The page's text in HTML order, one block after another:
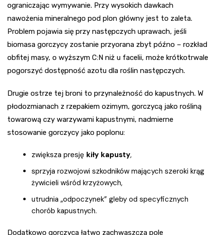
ograniczając wymywanie. Przy wysokich dawkach
nawożenia mineralnego pod plon główny jest to zaleta.
Problem pojawia się przy następczych uprawach, jeśli
biomasa gorczycy zostanie przyorana zbyt późno – rozkład
obfitej masy, o wyższym C:N niż u facelii, może krótkotrwale
pogorszyć dostępność azotu dla roślin następczych.
Drugie ostrze tej broni to przynależność do kapustnych. W
płodozmianach z rzepakiem ozimym, gorczycą jako rośliną
towarową czy warzywami kapustnymi, nadmierne
stosowanie gorczycy jako poplonu:
zwiększa presję kiły kapusty,
sprzyja rozwojowi szkodników mających szeroki krąg
żywicieli wśród krzyżowych,
utrudnia „odpoczynek” gleby od specyficznych
chorób kapustnych.
Dodatkowo gorczyca łatwo zachwaszcza pole